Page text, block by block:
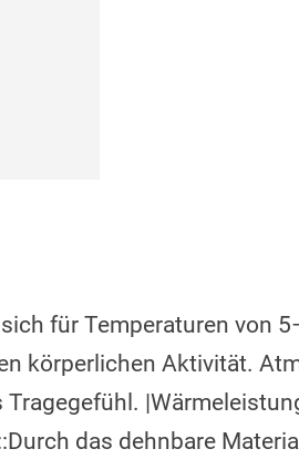
für Temperaturen von
körperlichen Aktivität.
das dehnbare